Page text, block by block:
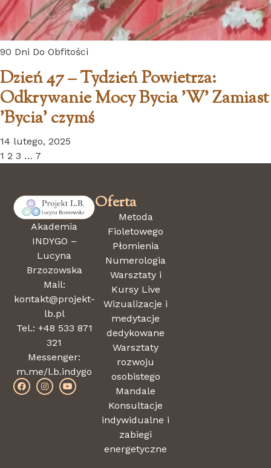
90 Dni Do Obfitości
Dzień 47 – Tydzień Powietrza:
Odkrywanie Mocy Bycia 'W’ Zamiast
'Bycia’ czymś
14 lutego, 2025
1 2 3 … 7
Akademia
INDYGO –
Lucyna
Brzozowska
Mail:
kontakt@projekt-
lb.pl
Tel.: +48 533 871
321
Messenger:
m.me/l.b.indygo
Oferta
Metoda
Fioletowego
Płomienia
Numerologia
Warsztaty i
Kursy Live
Wizualizacje i
medytacje
dedykowane
Warsztaty
rozwoju
osobistego
Mandale
Konsultacje
indywidualne i
zabiegi
energetyczne